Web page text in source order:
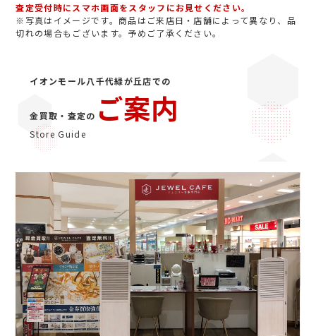
査定受付時にスマホ画面をスタッフにお見せください。
※写真はイメージです。商品はご来店日・店舗によって異なり、品
切れの場合もございます。予めご了承ください。
イオンモール八千代緑が丘店での
金買取・査定の ご案内
Store Guide